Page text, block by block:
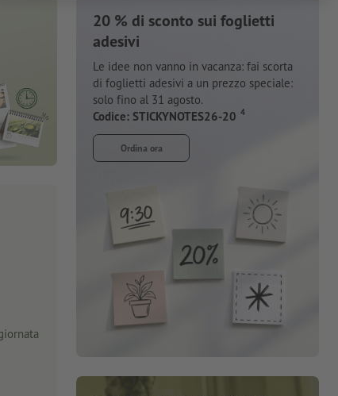
20 % di sconto sui foglietti
adesivi
Le idee non vanno in vacanza: fai scorta
di foglietti adesivi a un prezzo speciale:
solo fino al 31 agosto.
Codice: STICKYNOTES26-20 4
Ordina ora